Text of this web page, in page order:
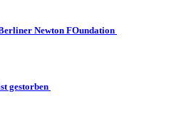
Newton FOundation
gestorben